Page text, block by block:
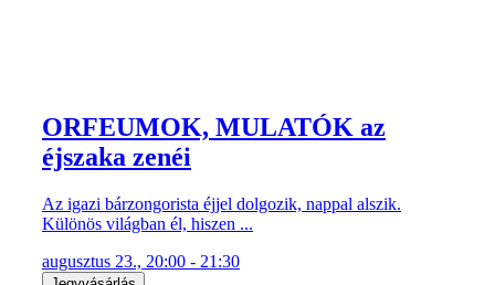
ORFEUMOK, MULATÓK az
éjszaka zenéi
Az igazi bárzongorista éjjel dolgozik, nappal alszik.
Különös világban él, hiszen ...
augusztus 23., 20:00 - 21:30